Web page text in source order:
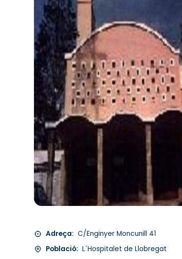
Adreça: C/Enginyer Moncunill 41
Població: L´Hospitalet de Llobregat